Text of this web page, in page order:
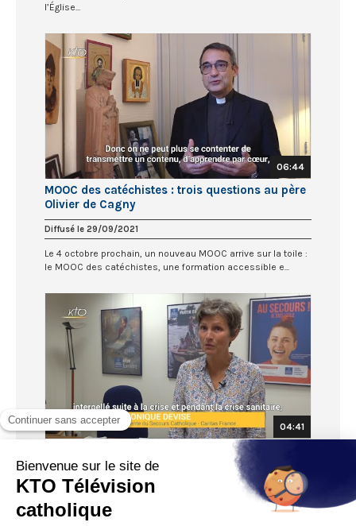
l’Église...
06:44
MOOC des catéchistes : trois questions au père
Olivier de Cagny
Diffusé le 29/09/2021
Le 4 octobre prochain, un nouveau MOOC arrive sur la toile :
le MOOC des catéchistes, une formation accessible e...
04:41
Rentrée 2021 : les défis de la nouvelle
présidente du Secours Catholique
Diffusé le 22/09/2021
A l’occasion des 75 ans du Secours Catholique - Caritas